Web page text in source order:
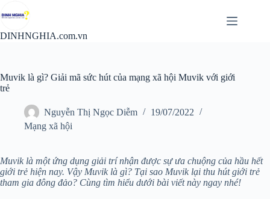
đến
nội
DINHNGHIA.com.vn
Muvik là gì? Giải mã sức hút của mạng xã hội Muvik với giới
trẻ
Nguyễn Thị Ngọc Diễm
19/07/2022
Mạng xã hội
Muvik là một ứng dụng giải trí nhận được sự ưa chuộng của hầu hết
giới trẻ hiện nay. Vậy Muvik là gì? Tại sao Muvik lại thu hút giới trẻ
tham gia đông đảo? Cùng tìm hiểu dưới bài viết này ngay nhé!